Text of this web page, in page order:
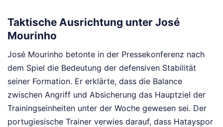
Taktische Ausrichtung unter José
Mourinho
José Mourinho betonte in der Pressekonferenz nach
dem Spiel die Bedeutung der defensiven Stabilität
seiner Formation. Er erklärte, dass die Balance
zwischen Angriff und Absicherung das Hauptziel der
Trainingseinheiten unter der Woche gewesen sei. Der
portugiesische Trainer verwies darauf, dass Hatayspor